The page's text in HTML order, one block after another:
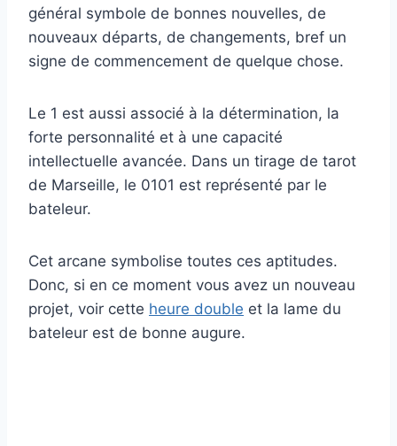
général symbole de bonnes nouvelles, de
nouveaux départs, de changements, bref un
signe de commencement de quelque chose.
Le 1 est aussi associé à la détermination, la
forte personnalité et à une capacité
intellectuelle avancée. Dans un tirage de tarot
de Marseille, le 0101 est représenté par le
bateleur.
Cet arcane symbolise toutes ces aptitudes.
Donc, si en ce moment vous avez un nouveau
projet, voir cette heure double et la lame du
bateleur est de bonne augure.